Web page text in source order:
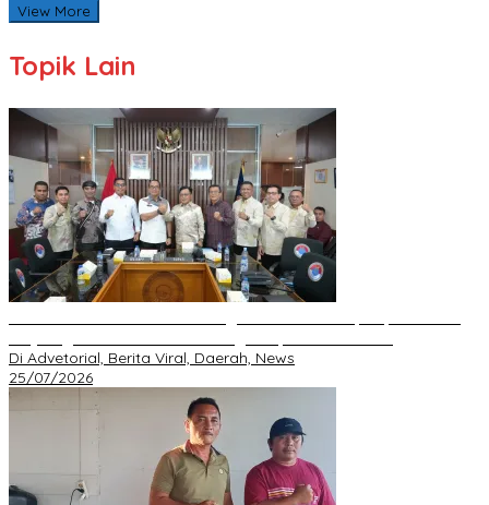
View More
Topik Lain
Di Advetorial, Berita Viral, Daerah, News
25/07/2026